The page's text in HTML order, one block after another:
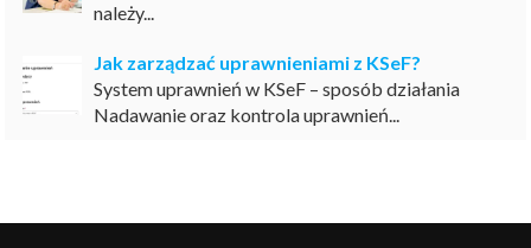
należy...
Jak zarządzać uprawnieniami z KSeF?
System uprawnień w KSeF – sposób działania
Nadawanie oraz kontrola uprawnień...